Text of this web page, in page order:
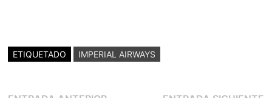
ETIQUETADO IMPERIAL AIRWAYS